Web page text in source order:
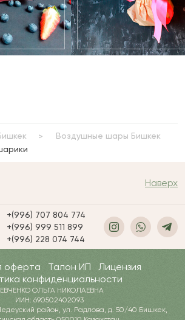
Воздушные шары Бишкек
Наверх
+(996) 707 804 774
+(996) 999 511 899
+(996) 228 074 744
оферта Талон ИП
Лицензия
конфиденциальности
ОЛЬГА НИКОЛАЕВНА
ИИН: 690502402093
район, ул. Радлова, д. 50/40 Бишкек,